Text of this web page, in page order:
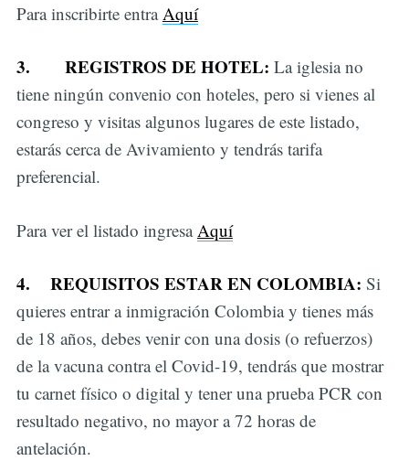
Para inscribirte entra Aquí
3. REGISTROS DE HOTEL: La iglesia no
tiene ningún convenio con hoteles, pero si vienes al
congreso y visitas algunos lugares de este listado,
estarás cerca de Avivamiento y tendrás tarifa
preferencial.
Para ver el listado ingresa Aquí
4. REQUISITOS ESTAR EN COLOMBIA: Si
quieres entrar a inmigración Colombia y tienes más
de 18 años, debes venir con una dosis (o refuerzos)
de la vacuna contra el Covid-19, tendrás que mostrar
tu carnet físico o digital y tener una prueba PCR con
resultado negativo, no mayor a 72 horas de
antelación.